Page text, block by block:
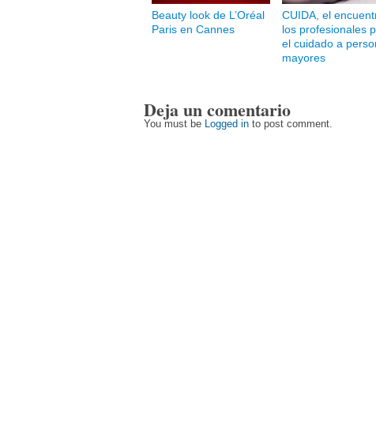
Beauty look de L’Oréal
Paris en Cannes
CUIDA, el
los profesionales
el cuidado a
mayores
Deja un comentario
You must be Logged in to post comment.